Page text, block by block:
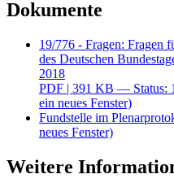
Dokumente
19/776 - Fragen: Fragen
des Deutschen
2018
PDF | 391 KB — Status:
ein neues Fenster)
Fundstelle im
neues Fenster)
Weitere